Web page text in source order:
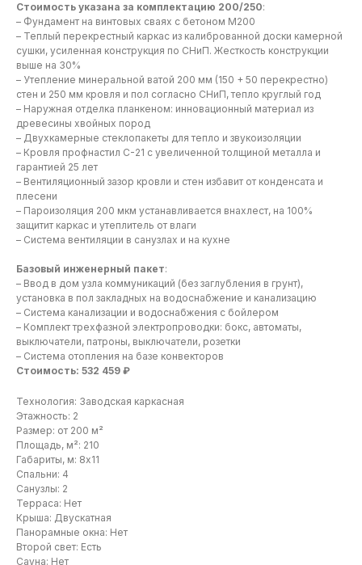
Стоимость указана за комплектацию 200/250:
– Фундамент на винтовых сваях с бетоном М200
– Теплый перекрестный каркас из калиброванной доски камерной
сушки, усиленная конструкция по СНиП. Жесткость конструкции
выше на 30%
– Утепление минеральной ватой 200 мм (150 + 50 перекрестно)
стен и 250 мм кровля и пол согласно СНиП, тепло круглый год
– Наружная отделка планкеном: инновационный материал из
древесины хвойных пород
– Двухкамерные стеклопакеты для тепло и звукоизоляции
– Кровля профнастил С-21 с увеличенной толщиной металла и
гарантией 25 лет
– Вентиляционный зазор кровли и стен избавит от конденсата и
плесени
– Пароизоляция 200 мкм устанавливается внахлест, на 100%
защитит каркас и утеплитель от влаги
– Система вентиляции в санузлах и на кухне
Базовый инженерный пакет:
– Ввод в дом узла коммуникаций (без заглубления в грунт),
установка в пол закладных на водоснабжение и канализацию
– Система канализации и водоснабжения с бойлером
– Комплект трехфазной электропроводки: бокс, автоматы,
выключатели, патроны, выключатели, розетки
– Система отопления на базе конвекторов
Стоимость: 532 459 ₽
Технология: Заводская каркасная
Этажность: 2
Размер: от 200 м²
Площадь, м²: 210
Габариты, м: 8х11
Спальни: 4
Санузлы: 2
Терраса: Нет
Крыша: Двускатная
Панорамные окна: Нет
Второй свет: Есть
Сауна: Нет